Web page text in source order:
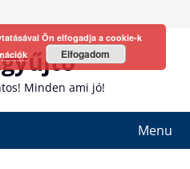
Minden ami jó!
Menu
Ön elfogadja a cookie-k
Elfogadom